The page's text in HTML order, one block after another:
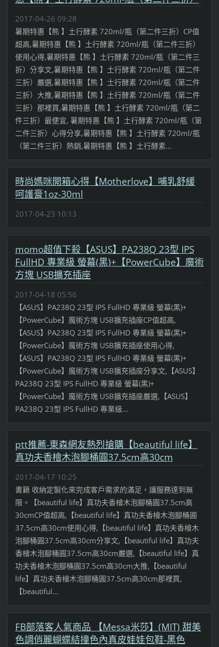
2017-04-26 09:28
暑期特惠【熊 】土行酵素 720ml/瓶（第二件三折）CP值
超高,暑期特惠【熊 】土行酵素 720ml/瓶（第二件三折）
使用心得,暑期特惠【熊 】土行酵素 720ml/瓶（第二件三
折）分享文,暑期特惠【熊 】土行酵素 720ml/瓶（第二件
三折）嚴選,暑期特惠【熊 】土行酵素 720ml/瓶（第二件
三折）大推,暑期特惠【熊 】土行酵素 720ml/瓶（第二件
三折）那裡買,暑期特惠【熊 】土行酵素 720ml/瓶（第二
件三折）最便宜, 暑期特惠【熊 】土行酵素 720ml/瓶（第
二件三折）心得分享,暑期特惠【熊 】土行酵素 720ml/瓶
（第二件三折）熱銷,暑期特惠【熊 】土行酵素...
時尚媽咪開箱心得【Motherlove】哺乳舒緩
呵護膏1oz-30ml
2017-04-23 10:13
momo超值下殺【ASUS】PA238Q 23型 IPS
FullHD 專業級 螢幕(黑)+【PowerCube】魔術
方塊 USB擴充插座
2017-04-18 05:56
【ASUS】PA238Q 23型 IPS FullHD 專業級 螢幕(黑)+
【PowerCube】魔術方塊 USB擴充插座CP值超高,
【ASUS】PA238Q 23型 IPS FullHD 專業級 螢幕(黑)+
【PowerCube】魔術方塊 USB擴充插座使用心得,
【ASUS】PA238Q 23型 IPS FullHD 專業級 螢幕(黑)+
【PowerCube】魔術方塊 USB擴充插座分享文,【ASUS】
PA238Q 23型 IPS FullHD 專業級 螢幕(黑)+
【PowerCube】魔術方塊 USB擴充插座嚴選,【ASUS】
PA238Q 23型 IPS FullHD 專業級...
ptt推薦-東森網友熱烈搶購【beautiful life】
真功夫香檜木泡腳桶圓37.5cm高30cm
2017-04-17 10:25
書籍 收納定製化來完成客戶需求的滿足，讓服務達到無
限。【beautiful life】真功夫香檜木泡腳桶圓37.5cm高
30cmCP值超高,【beautiful life】真功夫香檜木泡腳桶圓
37.5cm高30cm使用心得,【beautiful life】真功夫香檜木
泡腳桶圓37.5cm高30cm分享文,【beautiful life】真功夫
香檜木泡腳桶圓37.5cm高30cm嚴選,【beautiful life】真
功夫香檜木泡腳桶圓37.5cm高30cm大推,【beautiful
life】真功夫香檜木泡腳桶圓37.5cm高30cm那裡買,
【beautiful...
FB部落客人氣商品 【Messa米莎】(MIT) 甜美
色調俏麗蝴蝶結撞色內真皮娃娃包鞋-黑色